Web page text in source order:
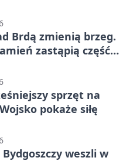
Brdą zmienią brzeg.
zastąpią część
sprzęt na
pokaże siłę
weszli w